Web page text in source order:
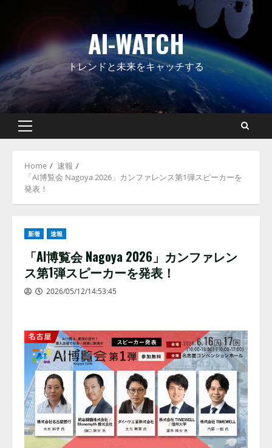
AI-WATCH
トレンドと未来をキャッチする
Primary
Home
速報
「AI博覧会 Nagoya 2026」カンファレンス第1弾スピーカーを
発表！
新着 速報
「AI博覧会 Nagoya 2026」カンファレン
ス第1弾スピーカーを発表！
2026/05/12/14:53:45